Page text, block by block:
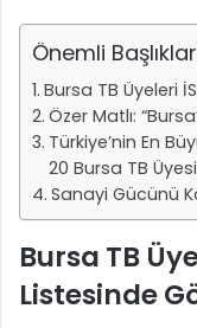
Önemli Başlıklar
Bursa TB Üyeleri
Özer Matlı:
Türkiye’nin En
20 Bursa TB Üyesi
Sanayi Gücünü
Bursa TB
Listesinde